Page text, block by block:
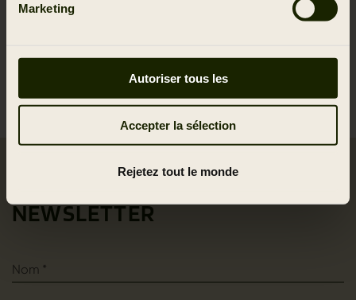
Marketing
Autoriser tous les
Accepter la sélection
Rejetez tout le monde
prevent any detergent leftovers in the membrane after the
washing. Remember to spin on a low cycle. If you need to
put your clothes in a dryer, again following the care label.
SIGN UP FOR OUR
NEWSLETTER
Nom *